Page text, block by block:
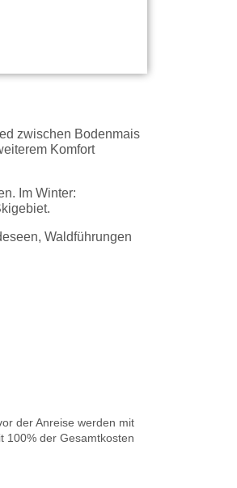
zwischen Bodenmais
Komfort
Im Winter:
Waldführungen
der Anreise werden mit
100% der Gesamtkosten